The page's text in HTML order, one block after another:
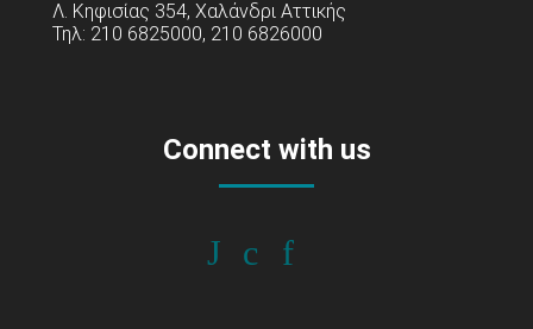
Λ. Κηφισίας 354, Χαλάνδρι Αττικής
Τηλ: 210 6825000, 210 6826000
Connect with us